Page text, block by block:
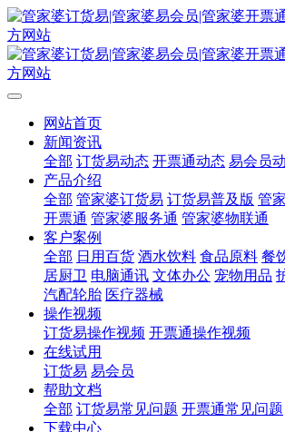
网站首页
新闻资讯
全部 订货易动态 开票通动态 易会员
产品介绍
全部 管家婆订货易 订货易普及版 管
开票通 管家婆服务通 管家婆物联通
客户案例
全部 日用百货 酒水饮料 食品原料 餐
居厨卫 电脑通讯 文体办公 宠物用品
汽配轮胎 医疗器械
操作视频
订货易操作视频 开票通操作视频
在线试用
订货易 易会员
帮助文档
全部 订货易常见问题 开票通常见问题
下载中心